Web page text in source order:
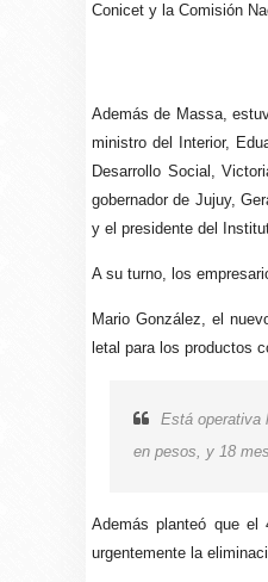
Conicet y la Comisión
Además de Massa,
ministro del Interior,
Desarrollo Social,
gobernador de Jujuy,
y el presidente del
A su turno, los
Mario González, el
letal para los productos
Está operativa
en pesos, y 18
Además planteó que el
urgentemente la